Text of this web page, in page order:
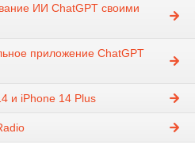
ИИ ChatGPT своими
приложение ChatGPT
и iPhone 14 Plus